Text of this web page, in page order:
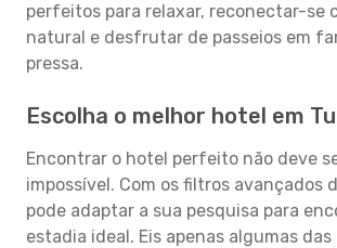
perfeitos para relaxar, reconectar-se
natural e desfrutar de passeios em
pressa.
Escolha o melhor hotel em
Encontrar o hotel perfeito não deve
impossível. Com os filtros avançados
pode adaptar a sua pesquisa para
estadia ideal. Eis apenas algumas